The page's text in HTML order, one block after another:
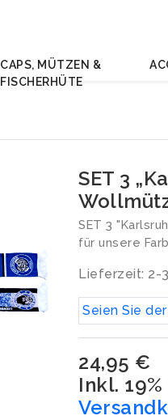
SET 3
SET 3
für unsere
Lieferzeit: 2-
Seien Sie
24,95 €
Inkl.
CAPS, MÜTZEN &
FISCHERHÜTE